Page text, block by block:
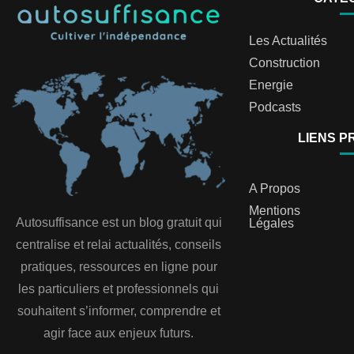
Autosuffisance est un blog gratuit qui
centralise et relai actualités, conseils
pratiques, ressources en ligne pour
les particuliers et professionnels qui
souhaitent s’informer, comprendre et
agir face aux enjeux futurs.
Les Actualités
Construction
Energie
Podcasts
LIENS
A Propos
Mentions
Légales